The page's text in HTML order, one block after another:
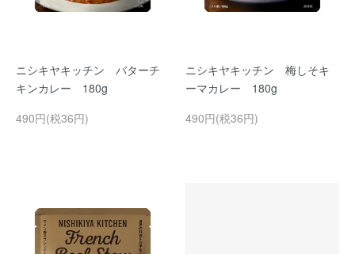
ニシキヤキッチン バターチ
キンカレー 180g
490円(税36円)
ニシキヤキッチン 梅しそキ
ーマカレー 180g
490円(税36円)